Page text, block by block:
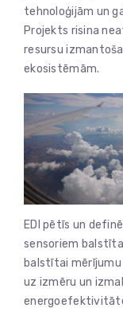
tehnoloģijām un
Projekts risina
resursu
ekosistēmām.
EDI pētīs un
sensoriem
balstītai
uz izmēru un